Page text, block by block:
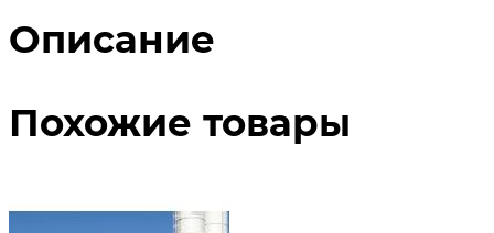
Описание
Похожие товары